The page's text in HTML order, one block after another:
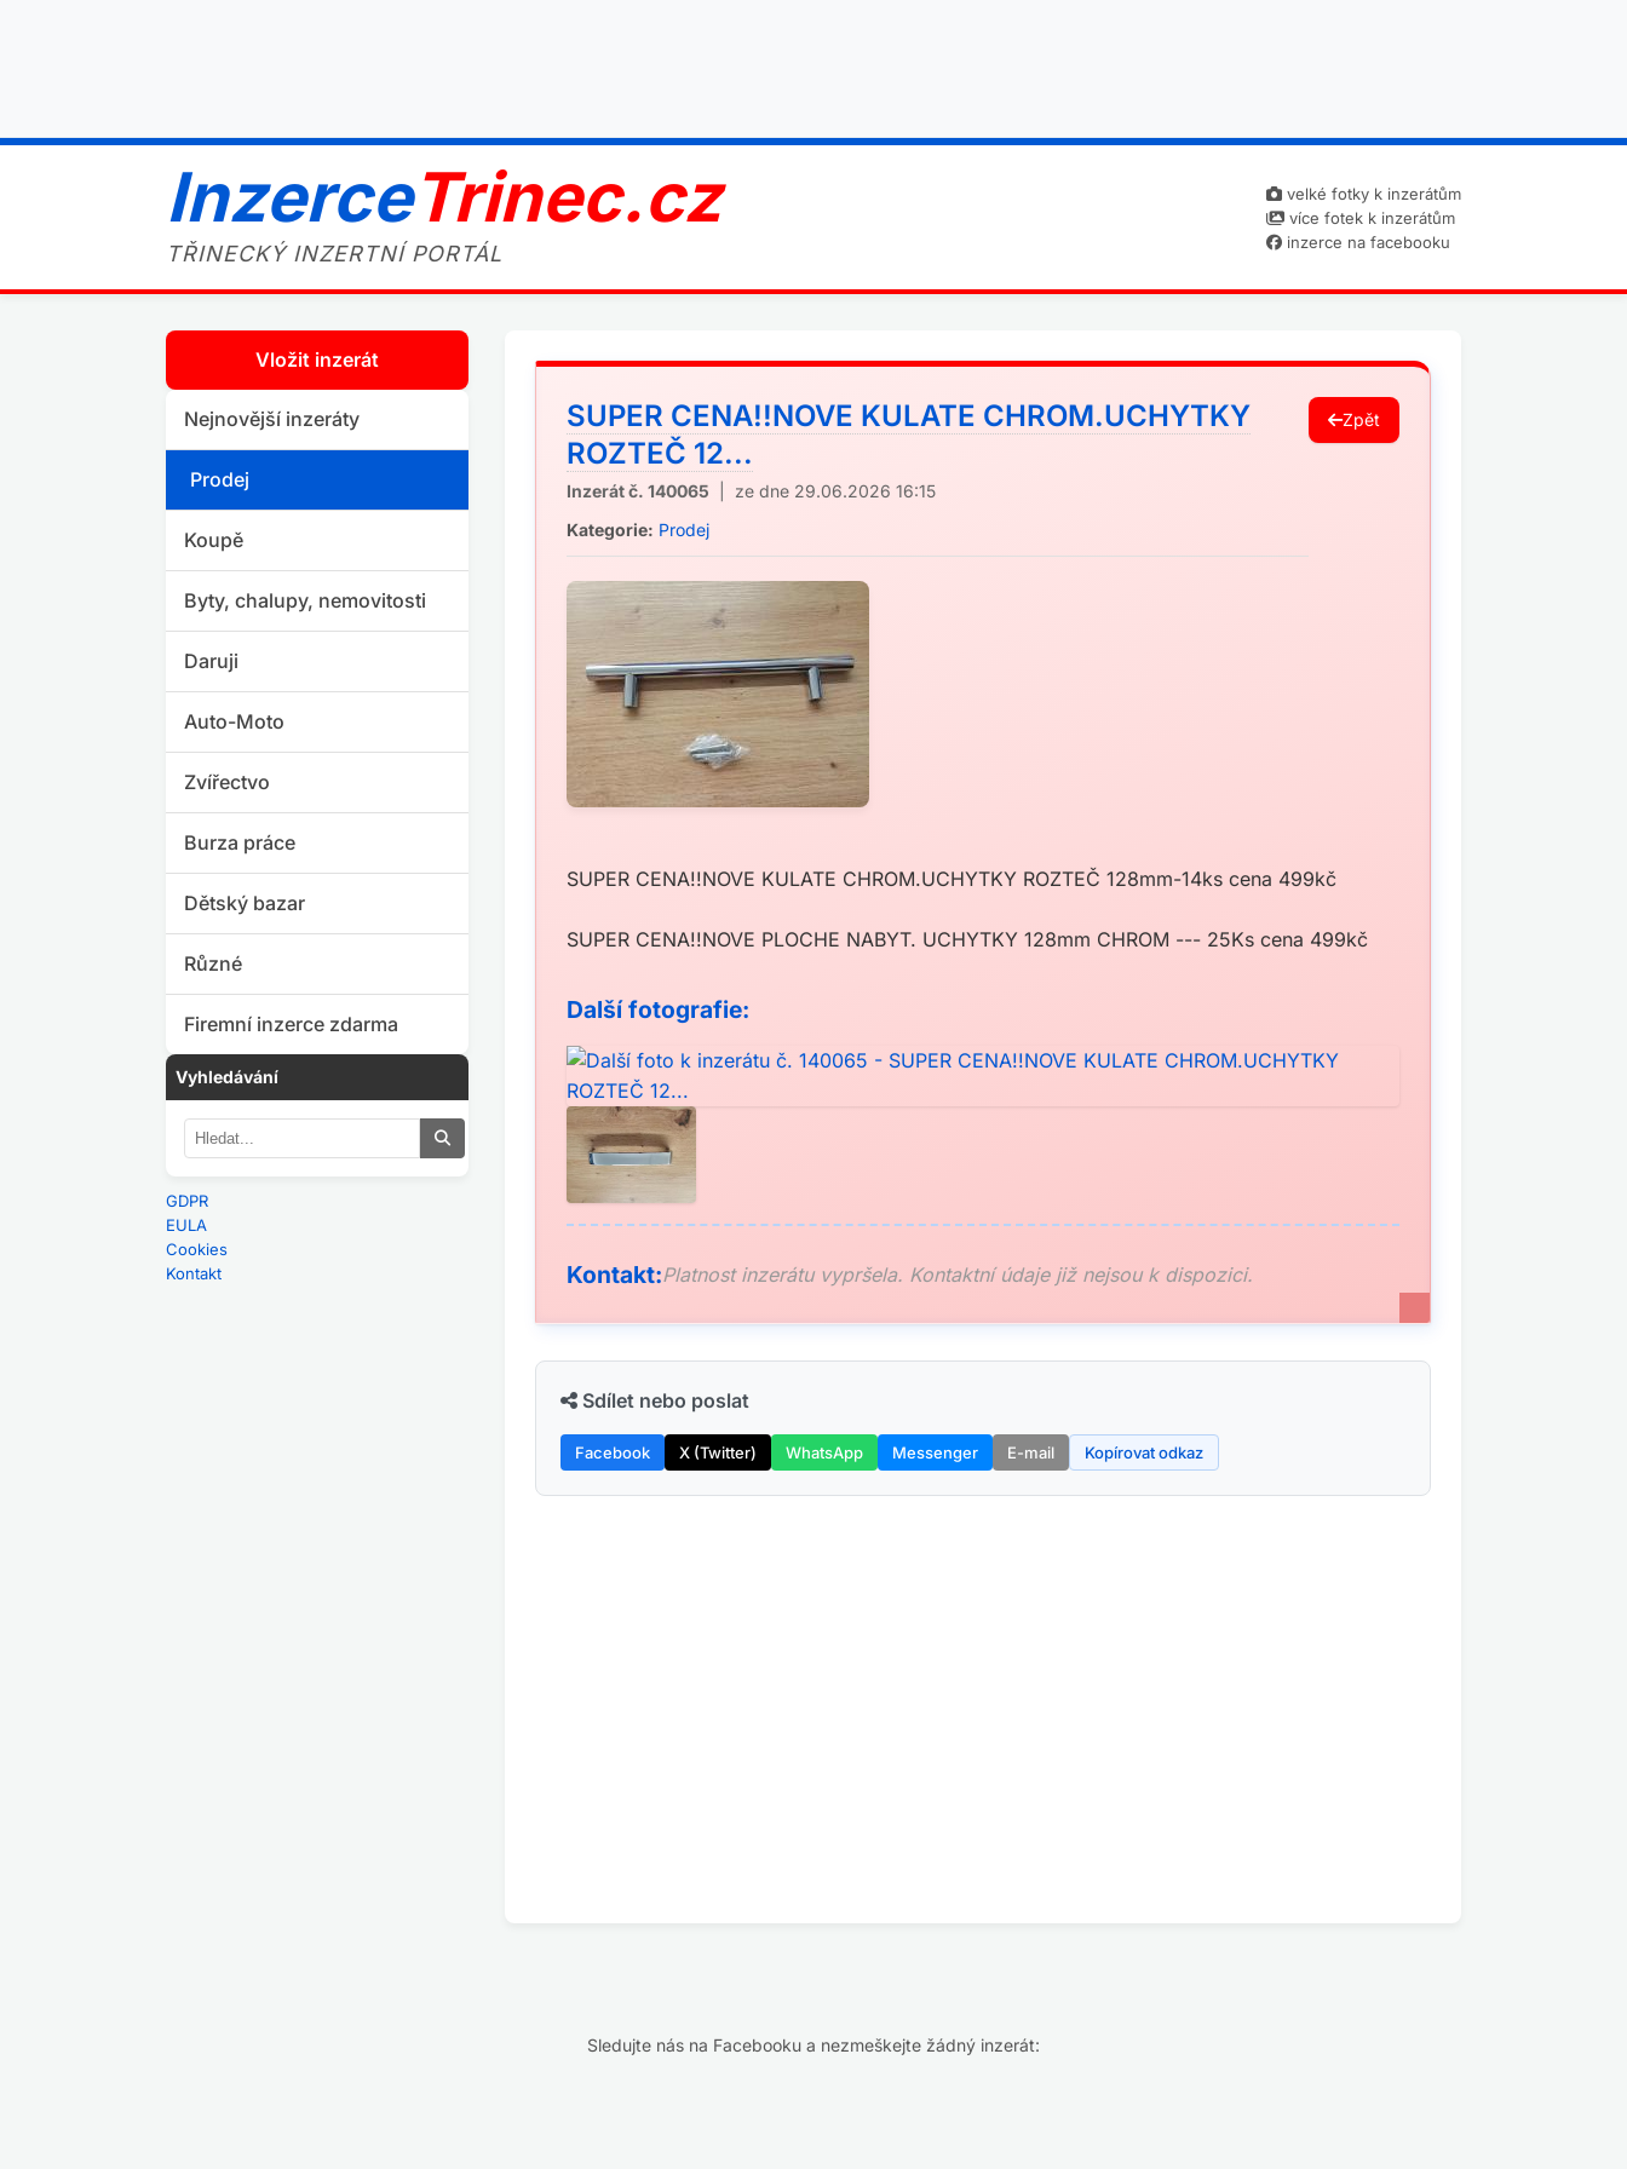
InzerceTrinec.cz
TŘINECKÝ INZERTNÍ PORTÁL
velké fotky k inzerátům
více fotek k inzerátům
inzerce na facebooku
Vložit inzerát
Nejnovější inzeráty
Prodej
Koupě
Byty, chalupy, nemovitosti
Daruji
Auto-Moto
Zvířectvo
Burza práce
Dětský bazar
Různé
Firemní inzerce zdarma
Vyhledávání
GDPR
EULA
Cookies
Kontakt
SUPER CENA!!NOVE KULATE CHROM.UCHYTKY
ROZTEČ 12...
Inzerát č. 140065 | ze dne 29.06.2026 16:15
Kategorie: Prodej
Zpět
SUPER CENA!!NOVE KULATE CHROM.UCHYTKY ROZTEČ 128mm-14ks cena 499kč
SUPER CENA!!NOVE PLOCHE NABYT. UCHYTKY 128mm CHROM --- 25Ks cena 499kč
Další fotografie:
Kontakt:Platnost inzerátu vypršela. Kontaktní údaje již nejsou k dispozici.
Sdílet nebo poslat
Facebook X (Twitter) WhatsApp Messenger E-mail Kopírovat odkaz
Sledujte nás na Facebooku a nezmeškejte žádný inzerát: